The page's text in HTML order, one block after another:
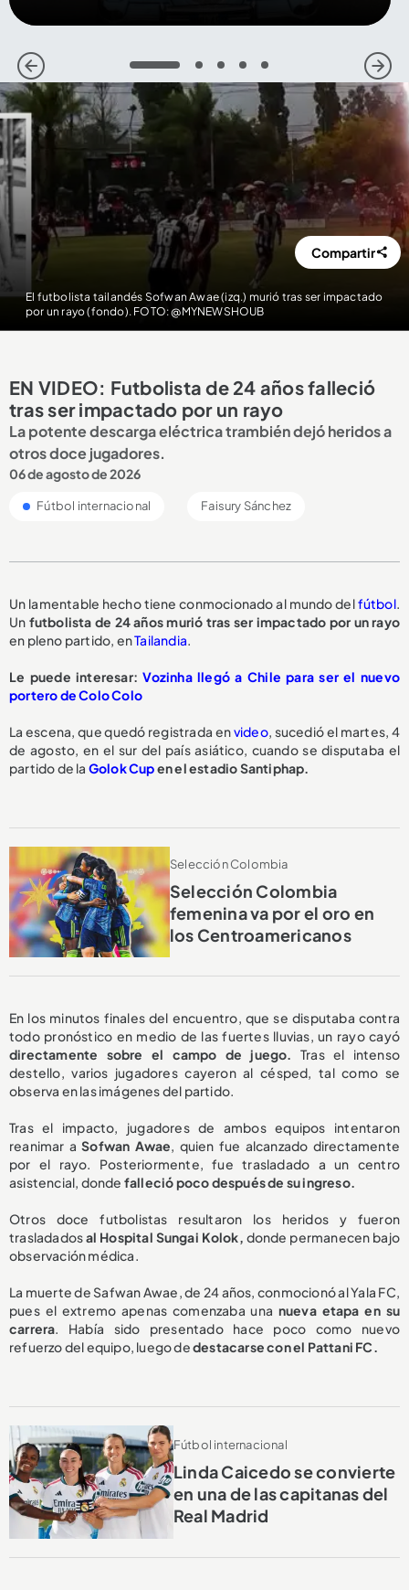
1 2 3 4 5
El futbolista tailandés Sofwan Awae (izq.) murió tras ser impactado
por un rayo (fondo). FOTO: @MYNEWSHOUB
Compartir
EN VIDEO: Futbolista de 24 años falleció
tras ser impactado por un rayo
La potente descarga eléctrica trambién dejó heridos a
otros doce jugadores.
06 de agosto de 2026
Fútbol internacional Faisury Sánchez
Un lamentable hecho tiene conmocionado al mundo delfútbol.
Un futbolista de 24 añosmurió tras ser impactado por un rayo
en pleno partido, enTailandia.
Le puede interesar:Vozinha llegó a Chile para ser el nuevo
portero de Colo Colo
La escena, que quedó registrada envideo, sucedió el martes, 4
de agosto, en el sur del país asiático, cuando se disputaba el
partido de la Golok Cupen el estadio Santiphap.
Selección Colombia
Selección Colombia
femenina va por el oro en
los Centroamericanos
En los minutos finales del encuentro, que se disputaba contra
todo pronóstico en medio de las fuertes lluvias, un rayo cayó
directamente sobre el campo de juego. Tras el intenso
destello, varios jugadores cayeron al césped, tal como se
observa en las imágenes del partido.
Tras el impacto, jugadores de ambos equipos intentaron
reanimar aSofwan Awae, quien fue alcanzado directamente
por el rayo. Posteriormente, fue trasladado a un centro
asistencial, donde falleció poco después de su ingreso.
Otros doce futbolistas resultaron los heridos y fueron
trasladadosal Hospital Sungai Kolok, donde permanecen bajo
observación médica.
La muerte de Safwan Awae, de 24 años, conmocionó al Yala FC,
pues el extremo apenas comenzaba una nueva etapa en su
carrera. Había sido presentado hace poco como nuevo
refuerzo del equipo, luego dedestacarse con el Pattani FC.
Fútbol internacional
Linda Caicedo se convierte
en una de las capitanas del
Real Madrid